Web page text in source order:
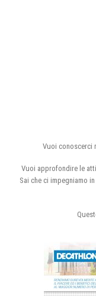
Vuoi conoscerci
Vuoi approfondire le
Sai che ci impegniamo